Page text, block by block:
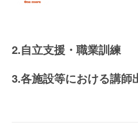
2.自立支援・職業訓練
3.各施設等における講師